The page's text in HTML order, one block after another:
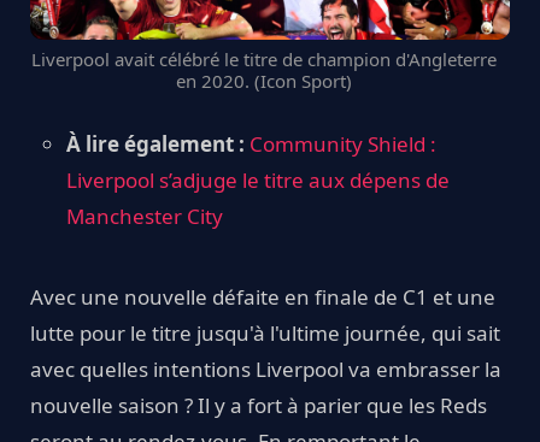
Liverpool avait célébré le titre de champion d'Angleterre
en 2020. (Icon Sport)
À lire également : Community Shield :
Liverpool s’adjuge le titre aux dépens de
Manchester City
Avec une nouvelle défaite en finale de C1 et une
lutte pour le titre jusqu'à l'ultime journée, qui sait
avec quelles intentions Liverpool va embrasser la
nouvelle saison ? Il y a fort à parier que les Reds